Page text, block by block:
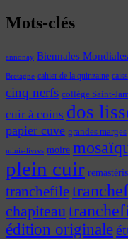
Mots-clés
annonay Biennales
Bretagne cahier de la quinzaine
cinq nerfs collège Saint-
cuir à coins dos
papier cuve grandes marges
minis-livres moire
plein cuir
tranchefile
chapiteau
édition originale